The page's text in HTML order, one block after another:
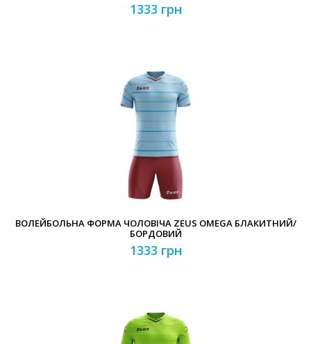
1333 грн
ВОЛЕЙБОЛЬНА ФОРМА ЧОЛОВІЧА ZEUS OMEGA БЛАКИТНИЙ/
БОРДОВИЙ
1333 грн